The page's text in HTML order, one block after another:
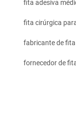
fita adesiva
fita cirúrgica
fabricante de
fornecedor de